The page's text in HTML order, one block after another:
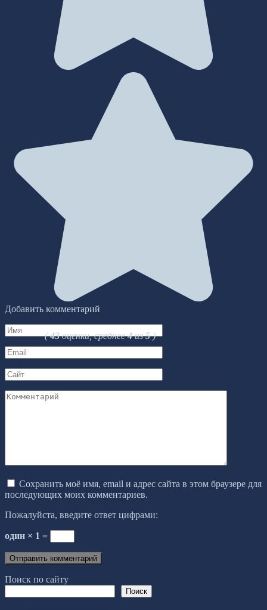
(43оценки, среднее4из5)
Добавить комментарий
Имя
*
Email
*
Сайт
Комментарий
Сохранить моё имя, email и адрес сайта в этом браузере для
последующих моих комментариев.
Пожалуйста, введите ответ цифрами:
один × 1 =
Поиск по сайту
Поиск